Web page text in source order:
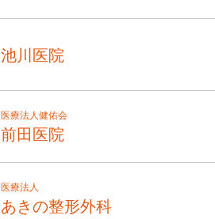
池川医院
医療法人健佑会
前田医院
医療法人
あきの整形外科